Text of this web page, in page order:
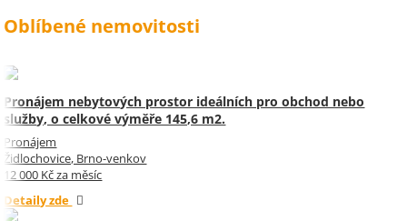
Oblíbené nemovitosti
Pronájem nebytových prostor ideálních pro obchod nebo
služby, o celkové výměře 145,6 m2.
Pronájem
Židlochovice, Brno-venkov
12 000 Kč za měsíc
Detaily zde